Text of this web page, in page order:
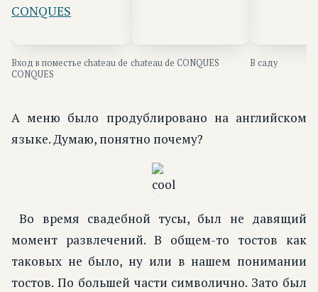
Вход в поместье chateau de
CONQUES
chateau de CONQUES В саду
А меню было продублировано на английском
языке. Думаю, понятно почему?
Во время свадебной тусы, был не давящий
момент развлечений. В общем-то тостов как
таковых не было, ну или в нашем понимании
тостов. По большей части символично. Зато был